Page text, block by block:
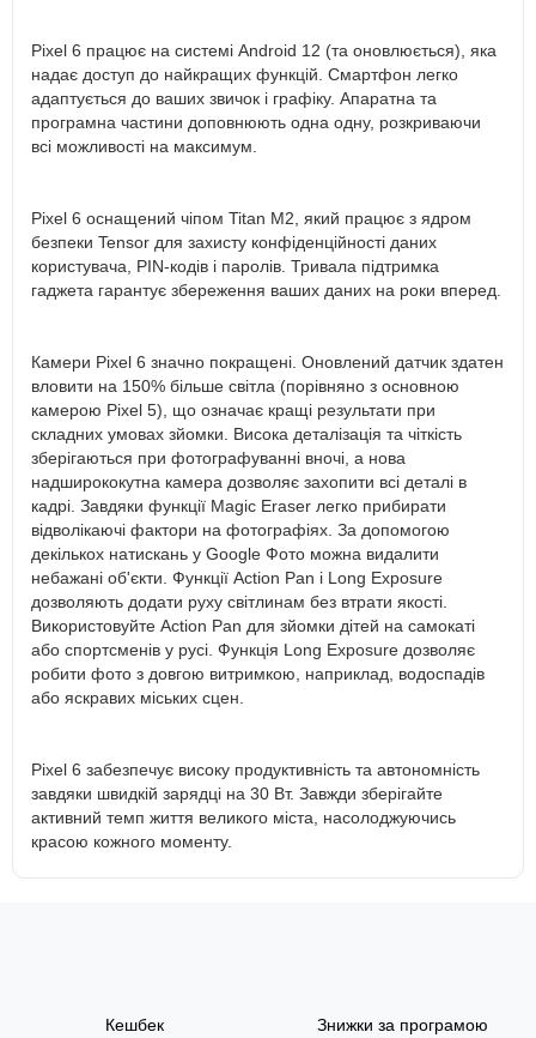
Pixel 6 працює на системі Android 12 (та оновлюється), яка
надає доступ до найкращих функцій. Смартфон легко
адаптується до ваших звичок і графіку. Апаратна та
програмна частини доповнюють одна одну, розкриваючи
всі можливості на максимум.
Pixel 6 оснащений чіпом Titan M2, який працює з ядром
безпеки Tensor для захисту конфіденційності даних
користувача, PIN-кодів і паролів. Тривала підтримка
гаджета гарантує збереження ваших даних на роки вперед.
Камери Pixel 6 значно покращені. Оновлений датчик здатен
вловити на 150% більше світла (порівняно з основною
камерою Pixel 5), що означає кращі результати при
складних умовах зйомки. Висока деталізація та чіткість
зберігаються при фотографуванні вночі, а нова
надширококутна камера дозволяє захопити всі деталі в
кадрі. Завдяки функції Magic Eraser легко прибирати
відволікаючі фактори на фотографіях. За допомогою
декількох натискань у Google Фото можна видалити
небажані об'єкти. Функції Action Pan і Long Exposure
дозволяють додати руху світлинам без втрати якості.
Використовуйте Action Pan для зйомки дітей на самокаті
або спортсменів у русі. Функція Long Exposure дозволяє
робити фото з довгою витримкою, наприклад, водоспадів
або яскравих міських сцен.
Pixel 6 забезпечує високу продуктивність та автономність
завдяки швидкій зарядці на 30 Вт. Завжди зберігайте
активний темп життя великого міста, насолоджуючись
красою кожного моменту.
Кешбек
Знижки за програмою